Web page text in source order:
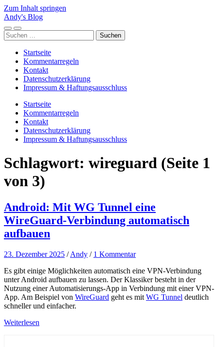
Zum Inhalt springen
Andy's Blog
Mobile-
Menü
Suchfeld
ein-/ausblenden
Suchen
nach:
Startseite
Kommentarregeln
Kontakt
Datenschutzerklärung
Impressum & Haftungsausschluss
Startseite
Kommentarregeln
Kontakt
Datenschutzerklärung
Impressum & Haftungsausschluss
Schlagwort: wireguard (Seite 1
von 3)
Android: Mit WG Tunnel eine
WireGuard-Verbindung automatisch
aufbauen
23. Dezember 2025 /Andy / 1 Kommentar
Es gibt einige Möglichkeiten automatisch eine VPN-Verbindung
unter Android aufbauen zu lassen. Der Klassiker besteht in der
Nutzung einer Automatisierungs-App in Verbindung mit einer VPN-
App. Am Beispiel von WireGuard geht es mit WG Tunnel deutlich
schneller und einfacher.
Weiterlesen